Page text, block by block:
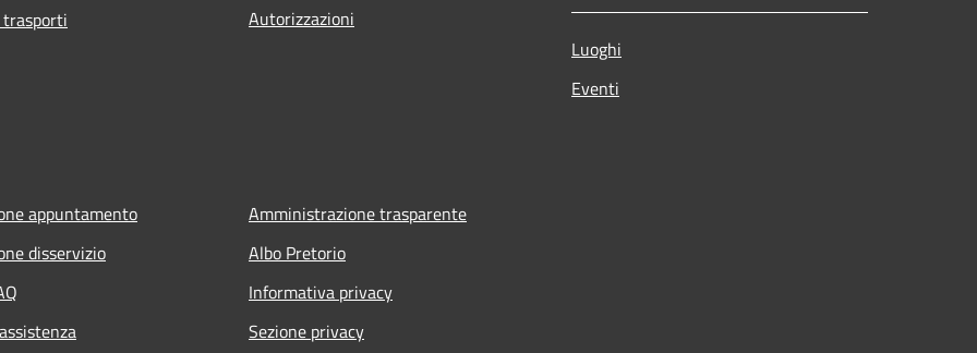
Autorizzazioni
Luoghi
Eventi
appuntamento
disservizio
Amministrazione trasparente
Albo Pretorio
Informativa privacy
Sezione privacy